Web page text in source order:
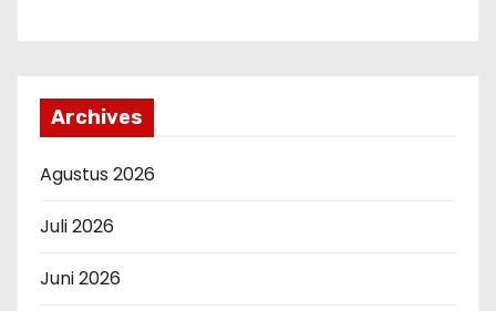
Archives
Agustus 2026
Juli 2026
Juni 2026